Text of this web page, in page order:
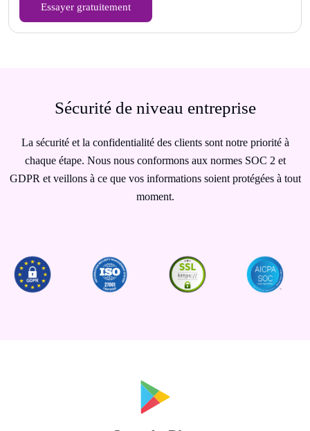
Essayer gratuitement
Sécurité de niveau entreprise
La sécurité et la confidentialité des clients sont notre priorité à
chaque étape. Nous nous conformons aux normes SOC 2 et
GDPR et veillons à ce que vos informations soient protégées à tout
moment.